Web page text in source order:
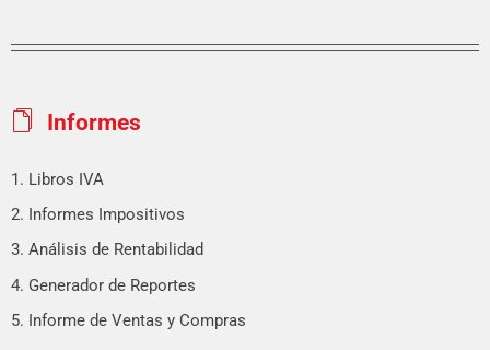
Informes
1. Libros IVA
2. Informes Impositivos
3. Análisis de Rentabilidad
4. Generador de Reportes
5. Informe de Ventas y Compras